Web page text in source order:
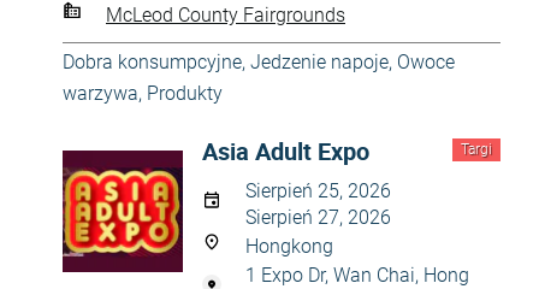
McLeod County Fairgrounds
Dobra konsumpcyjne, Jedzenie napoje, Owoce
warzywa, Produkty
Targi
Asia Adult Expo
Sierpień 25, 2026
Sierpień 27, 2026
Hongkong
1 Expo Dr, Wan Chai, Hong